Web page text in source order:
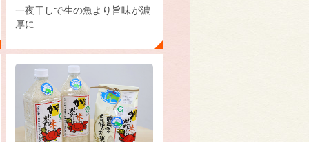
一夜干しで生の魚より旨味が濃
厚に